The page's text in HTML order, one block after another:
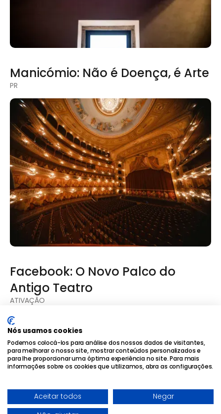
Manicómio: Não é Doença, é Arte
PR
Facebook: O Novo Palco do
Antigo Teatro
ATIVAÇÃO
Nós usamos cookies
Podemos colocá-los para análise dos nossos dados de visitantes,
para melhorar o nosso site, mostrar conteúdos personalizados e
para lhe proporcionar uma óptima experiência no site. Para mais
informações sobre os cookies que utilizamos, abra as configurações.
Aceitar todos
Negar